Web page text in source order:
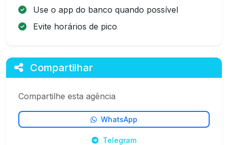
Use o app do banco quando possível
Evite horários de pico
Compartilhar
Compartilhe esta agência
WhatsApp
Telegram